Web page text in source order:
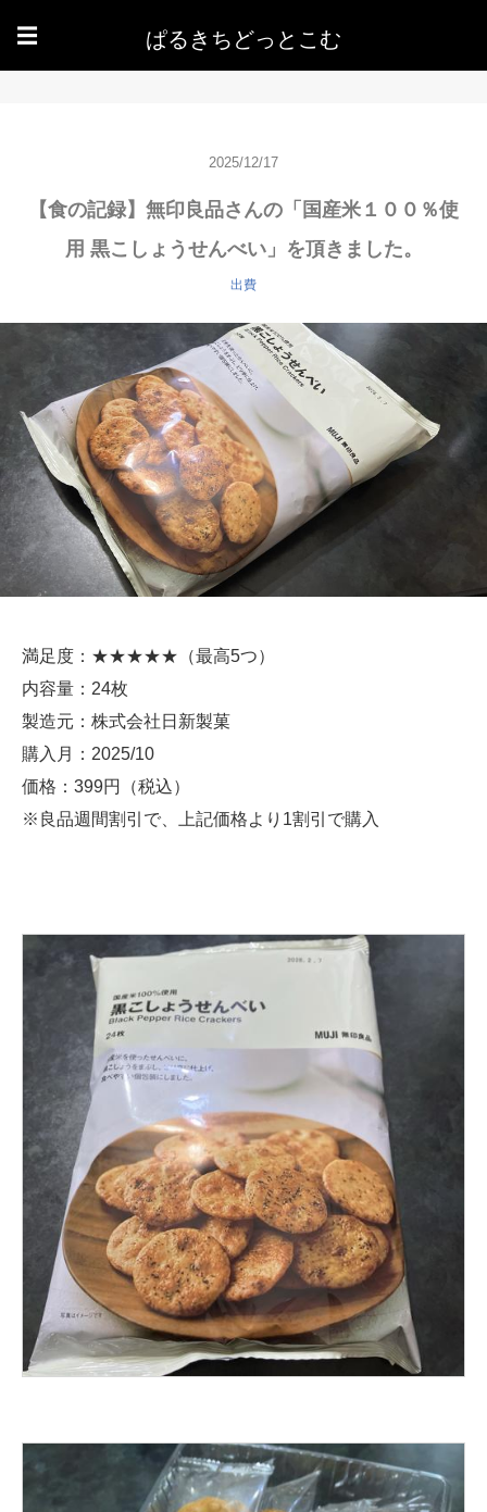
☰ ぱるきちどっとこむ
2025/12/17
【食の記録】無印良品さんの「国産米１００％使
用 黒こしょうせんべい」を頂きました。
出費
満足度：★★★★★（最高5つ）
内容量：24枚
製造元：株式会社日新製菓
購入月：2025/10
価格：399円（税込）
※良品週間割引で、上記価格より1割引で購入